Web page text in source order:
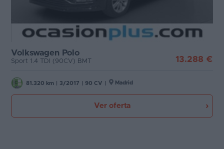
Volkswagen Polo
Sport 1.4 TDI (90CV) BMT 13.288 €
81.320 km 3/2017 90 CV Madrid
Ver oferta